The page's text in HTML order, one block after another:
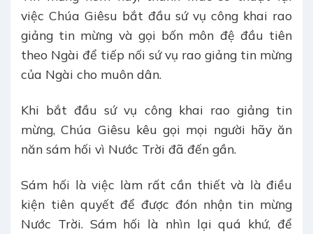
việc Chúa Giêsu bắt đầu sứ vụ công khai rao
giảng tin mừng và gọi bốn môn đệ đầu tiên
theo Ngài để tiếp nối sứ vụ rao giảng tin mừng
của Ngài cho muôn dân.
Khi bắt đầu sứ vụ công khai rao giảng tin
mừng, Chúa Giêsu kêu gọi mọi người hãy ăn
năn sám hối vì Nước Trời đã đến gần.
Sám hối là việc làm rất cần thiết và là điều
kiện tiên quyết để được đón nhận tin mừng
Nước Trời. Sám hối là nhìn lại quá khứ, để